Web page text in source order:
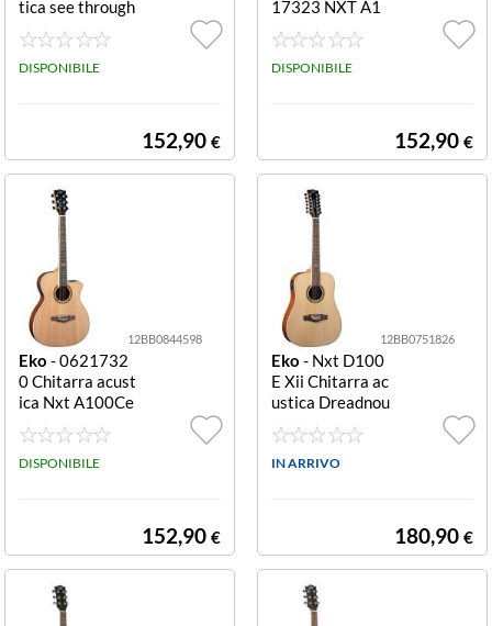
tica see through
red A100Ce
DISPONIBILE
152,90 €
17323 NXT A1
00Ce See throu
gh blue A100Ce
DISPONIBILE
152,90 €
12BB0844598
Eko - 0621732
0 Chitarra acust
ica Nxt A100Ce
Natural A100C
e
DISPONIBILE
152,90 €
12BB0751826
Eko - Nxt D100
E Xii Chitarra ac
ustica Dreadnou
ght Natural D10
0E Xii
IN ARRIVO
180,90 €